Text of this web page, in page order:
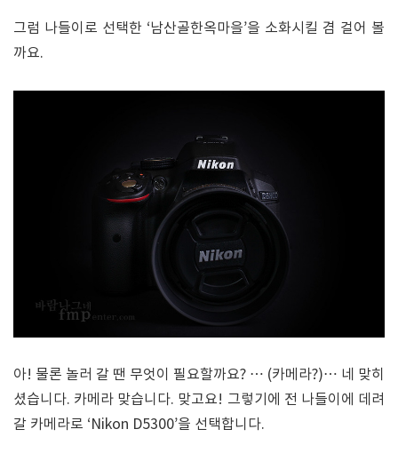
그럼 나들이로 선택한 ‘남산골한옥마을’을 소화시킬 겸 걸어 볼
까요.
아! 물론 놀러 갈 땐 무엇이 필요할까요? … (카메라?)… 네 맞히
셨습니다. 카메라 맞습니다. 맞고요! 그렇기에 전 나들이에 데려
갈 카메라로 ‘Nikon D5300’을 선택합니다.